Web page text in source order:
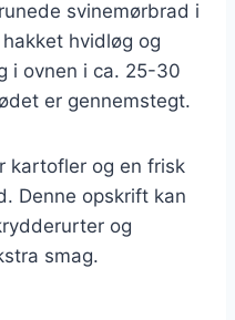
svinemørbrad i
hvidløg og
i ovnen i ca. 25-30
er gennemstegt.
kartofler og en frisk
Denne opskrift kan
og
smag.